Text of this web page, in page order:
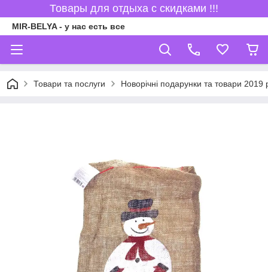
Товары для отдыха с скидками !!!
MIR-BELYA - у нас есть все
Товари та послуги Новорічні подарунки та товари 2019